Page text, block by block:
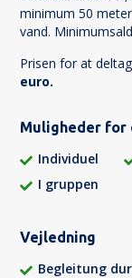
minimum 50
vand.
Prisen for at
euro.
Muligheder for
Individuel
I gruppen
Vejledning
Begleitung